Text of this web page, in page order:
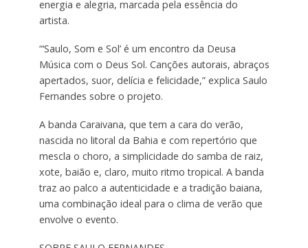
energia e alegria, marcada pela essência do
artista.
“‘Saulo, Som e Sol’ é um encontro da Deusa
Música com o Deus Sol. Canções autorais, abraços
apertados, suor, delícia e felicidade,” explica Saulo
Fernandes sobre o projeto.
A banda Caraivana, que tem a cara do verão,
nascida no litoral da Bahia e com repertório que
mescla o choro, a simplicidade do samba de raiz,
xote, baião e, claro, muito ritmo tropical. A banda
traz ao palco a autenticidade e a tradição baiana,
uma combinação ideal para o clima de verão que
envolve o evento.